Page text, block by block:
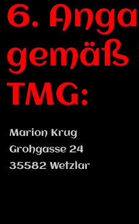
6.
gemäß
TMG:
Marion Krug
Grohgasse 24
35582 Wetzlar